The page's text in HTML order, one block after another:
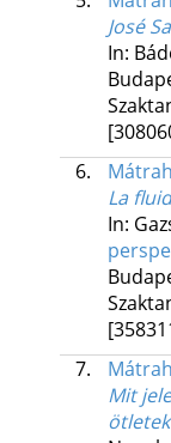
José
In:
6.
La
In:
7.
Mit